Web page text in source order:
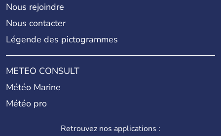
Nous rejoindre
Nous contacter
Légende des pictogrammes
METEO CONSULT
Météo Marine
Météo pro
Retrouvez nos applications :